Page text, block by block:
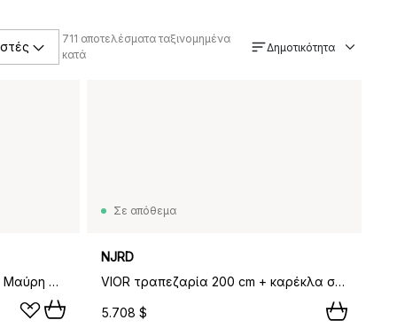
711 αποτελέσματα ταξινομημένα
κατά
Δημοτικότητα
VIOR τραπεζαρία 90x200 cm, Μαύρη λακαρισμένη δρυς
Σε απόθεμα
NJRD
VIOR τραπεζαρία 200 cm + καρέκλα σε σετ 6 – Λακαρισμένη δρυς‑νάτουρ,
5.708 $